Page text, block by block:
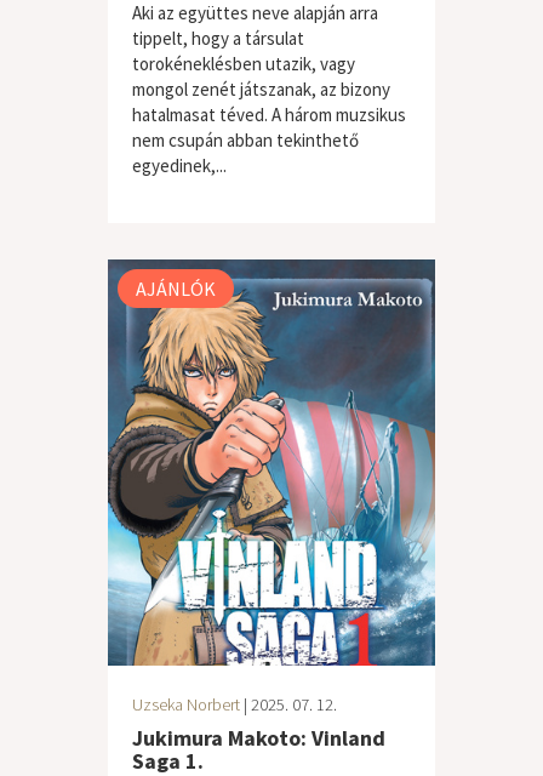
Aki az együttes neve alapján arra
tippelt, hogy a társulat
torokéneklésben utazik, vagy
mongol zenét játszanak, az bizony
hatalmasat téved. A három muzsikus
nem csupán abban tekinthető
egyedinek,...
világzene / folk
AJÁNLÓK
Uzseka Norbert | 2025. 07. 12.
Jukimura Makoto: Vinland
Saga 1.